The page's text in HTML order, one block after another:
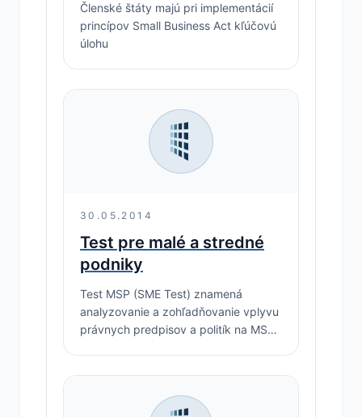
Členské štáty majú pri implementácií
princípov Small Business Act kľúčovú
úlohu
30.05.2014
Test pre malé a stredné
podniky
Test MSP (SME Test) znamená
analyzovanie a zohľadňovanie vplyvu
právnych predpisov a politík na MSP,